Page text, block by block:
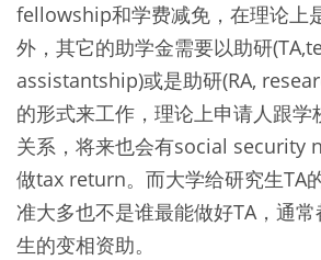
fellowship和学费减免，在理论上
外，其它的助学金需要以助研
assistantship)或是助研(RA,
的形式来工作，理论上申请人跟学
关系，将来也会有social security
做tax return。而大学给研究生TA
准大多也不是谁最能做好TA，通
生的变相资助。